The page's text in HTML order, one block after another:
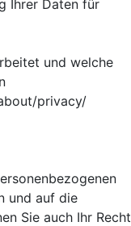
Ihrer Daten für
und welche
privacy/
und auf die
Sie auch Ihr Recht